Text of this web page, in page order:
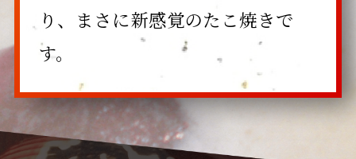
り、まさに新感覚のたこ焼きで
す。